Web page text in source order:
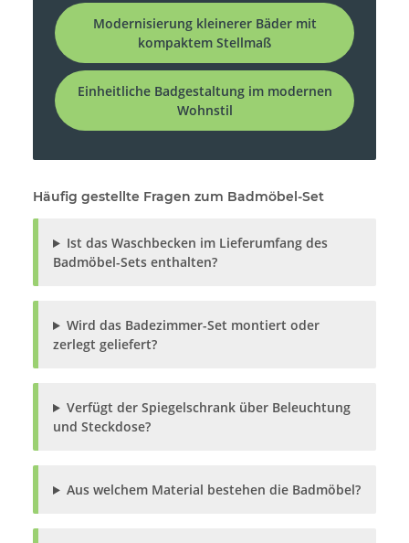
Modernisierung kleinerer Bäder mit
kompaktem Stellmaß
Einheitliche Badgestaltung im modernen
Wohnstil
Häufig gestellte Fragen zum Badmöbel-Set
Ist das Waschbecken im Lieferumfang des
Badmöbel-Sets enthalten?
Wird das Badezimmer-Set montiert oder
zerlegt geliefert?
Verfügt der Spiegelschrank über Beleuchtung
und Steckdose?
Aus welchem Material bestehen die Badmöbel?